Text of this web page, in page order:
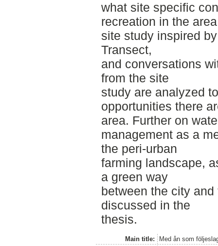
what site specific
recreation in the
site study inspired
Transect,
and conversations
from the site
study are analyzed
opportunities there
area. Further on
management as a
the peri-urban
farming landscape,
a green way
between the city
discussed in the
thesis.
Main title:
Med ån som